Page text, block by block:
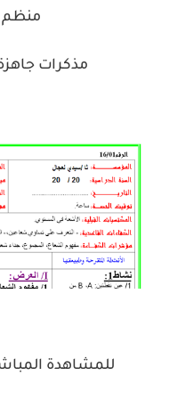
منظم
للمشاهدة